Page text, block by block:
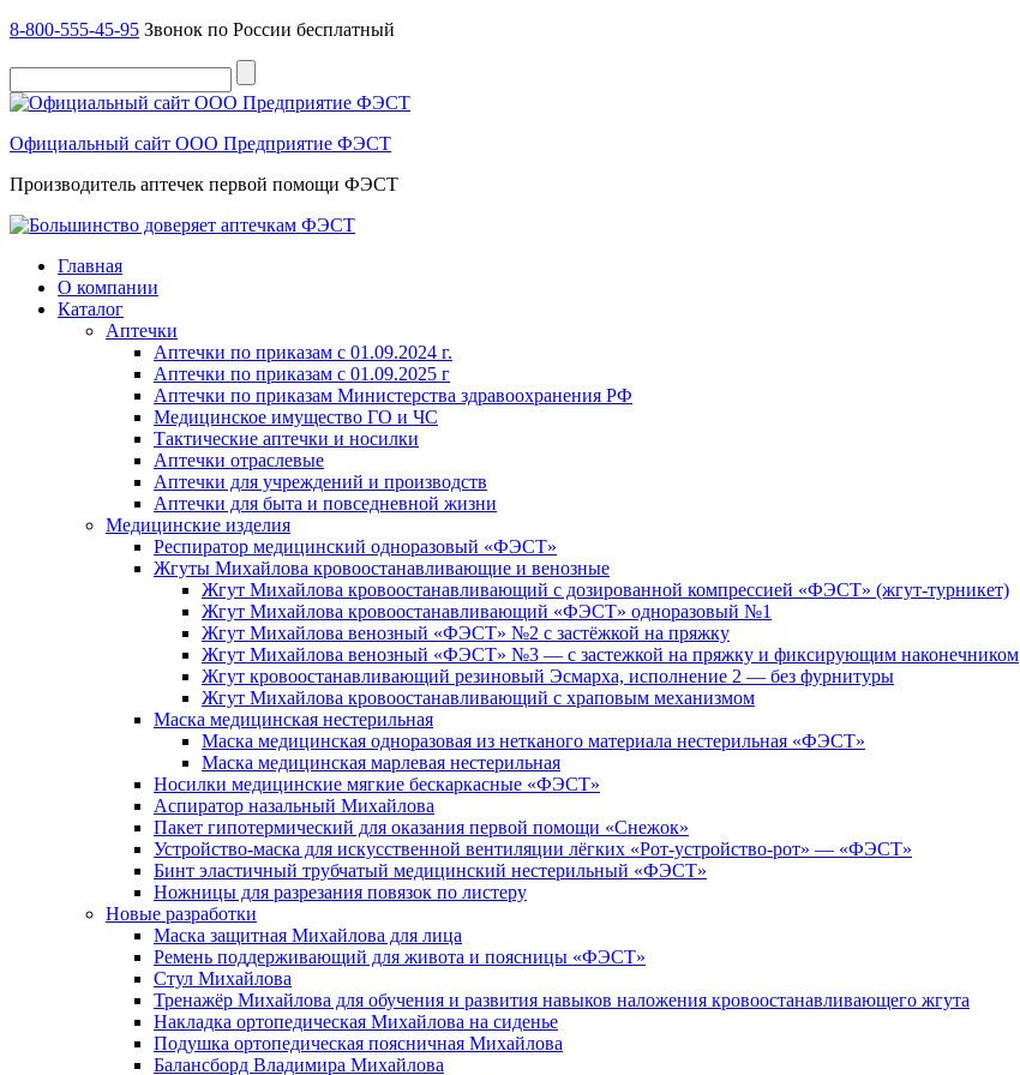
8-800-555-45-95 Звонок по России бесплатный
Официальный сайт ООО Предприятие ФЭСТ
Производитель аптечек первой помощи ФЭСТ
Главная
О компании
Каталог
Аптечки
Аптечки по приказам с 01.09.2024 г.
Аптечки по приказам с 01.09.2025 г
Аптечки по приказам Министерства здравоохранения РФ
Медицинское имущество ГО и ЧС
Тактические аптечки и носилки
Аптечки отраслевые
Аптечки для учреждений и производств
Аптечки для быта и повседневной жизни
Медицинские изделия
Респиратор медицинский одноразовый «ФЭСТ»
Жгуты Михайлова кровоостанавливающие и венозные
Жгут Михайлова кровоостанавливающий с дозированной компрессией «ФЭСТ» (жгут-турникет)
Жгут Михайлова кровоостанавливающий «ФЭСТ» одноразовый №1
Жгут Михайлова венозный «ФЭСТ» №2 с застёжкой на пряжку
Жгут Михайлова венозный «ФЭСТ» №3 — с застежкой на пряжку и фиксирующим наконечником
Жгут кровоостанавливающий резиновый Эсмарха, исполнение 2 — без фурнитуры
Жгут Михайлова кровоостанавливающий с храповым механизмом
Маска медицинская нестерильная
Маска медицинская одноразовая из нетканого материала нестерильная «ФЭСТ»
Маска медицинская марлевая нестерильная
Носилки медицинские мягкие бескаркасные «ФЭСТ»
Аспиратор назальный Михайлова
Пакет гипотермический для оказания первой помощи «Снежок»
Устройство-маска для искусственной вентиляции лёгких «Рот-устройство-рот» — «ФЭСТ»
Бинт эластичный трубчатый медицинский нестерильный «ФЭСТ»
Ножницы для разрезания повязок по листеру
Новые разработки
Маска защитная Михайлова для лица
Ремень поддерживающий для живота и поясницы «ФЭСТ»
Стул Михайлова
Тренажёр Михайлова для обучения и развития навыков наложения кровоостанавливающего жгута
Накладка ортопедическая Михайлова на сиденье
Подушка ортопедическая поясничная Михайлова
Балансборд Владимира Михайлова